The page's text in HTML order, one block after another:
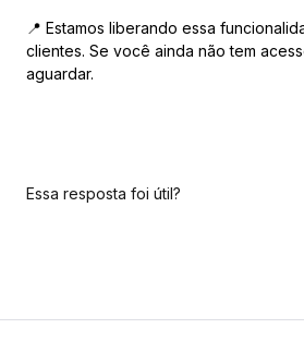
📍 Estamos liberando essa
clientes. Se você ainda não tem
aguardar.
Essa resposta foi útil?